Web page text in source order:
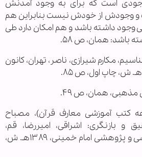
است که برای به وجود آمدنش
و وجودش از خودش نیست بنابراین هم
وجود داشته باشد و هم امکان دارد طی
باشد: همان، ص ۵۸.
مکارم شیرازی، ناصر، تهران، کانون
کتب آموزشی معارف قرآن)، مصباح
و بازنگری: اشراقی، امیررضا، قم،
انتشارات مؤسسه آموزشی و پژوهشی امام خمینی، ۱۳۸۹هـ. ش،